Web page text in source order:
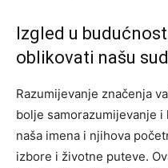
Izgled u
oblikovati našu
Razumijevanje značenja
bolje samorazumijevanje
naša imena i njihova
izbore i životne puteve.